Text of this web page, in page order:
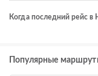
Когда последний рейс в
Популярные